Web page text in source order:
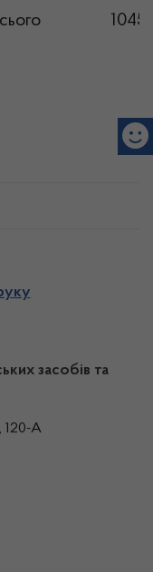
засобів та
120-А